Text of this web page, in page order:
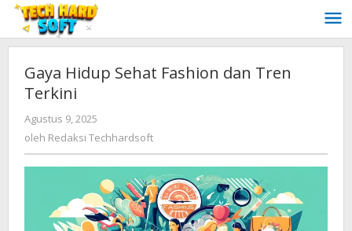
Lewati
konten
Gaya Hidup Sehat Fashion dan Tren
Terkini
Agustus 9, 2025
Redaksi
oleh Redaksi Techhardsoft